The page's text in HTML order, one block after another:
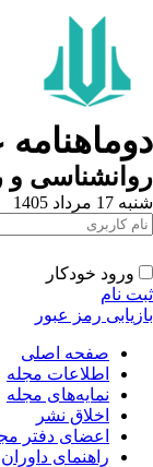
و
مرداد 1405
ورود خودکار
نام
رمز عبور
صفحه اصلی
اطلاعات مجله
نمایه‌های مجله
اخلاق نشر
اعضای دفتر
راهنمای داوران